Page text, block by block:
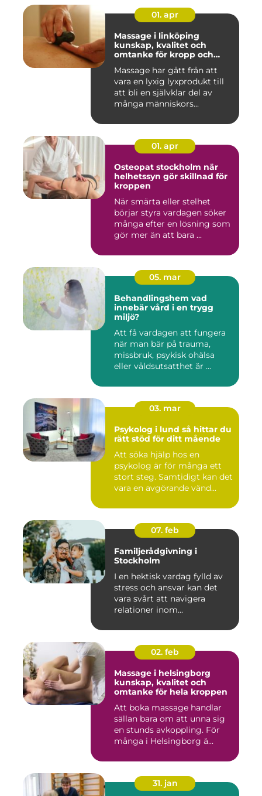
01. apr
Massage i linköping
kunskap, kvalitet och
omtanke för kropp och
Massage har gått från att
vara en lyxig lyxprodukt till
att bli en självklar del av
många människors...
01. apr
Osteopat stockholm när
helhetssyn gör skillnad för
kroppen
När smärta eller stelhet
börjar styra vardagen söker
många efter en lösning som
gör mer än att bara ...
05. mar
Behandlingshem vad
innebär vård i en trygg
miljö?
Att få vardagen att fungera
när man bär på trauma,
missbruk, psykisk ohälsa
eller våldsutsatthet är ...
03. mar
Psykolog i lund så hittar du
rätt stöd för ditt mående
Att söka hjälp hos en
psykolog är för många ett
stort steg. Samtidigt kan det
vara en avgörande vänd...
07. feb
Familjerådgivning i
Stockholm
I en hektisk vardag fylld av
stress och ansvar kan det
vara svårt att navigera
relationer inom...
02. feb
Massage i helsingborg
kunskap, kvalitet och
omtanke för hela kroppen
Att boka massage handlar
sällan bara om att unna sig
en stunds avkoppling. För
många i Helsingborg ä...
31. jan